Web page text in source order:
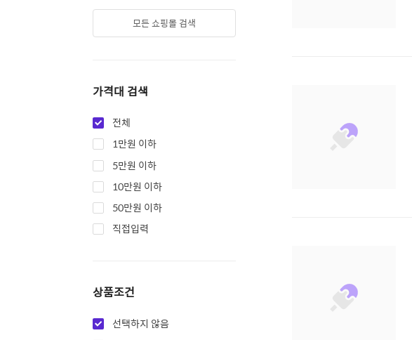
모든 쇼핑몰 검색
가격대 검색
전체
1만원 이하
5만원 이하
10만원 이하
50만원 이하
직접입력
상품조건
선택하지 않음